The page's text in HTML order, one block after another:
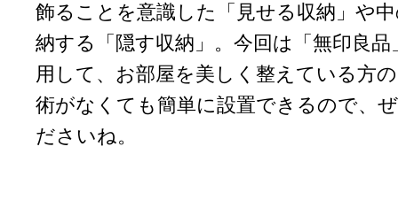
飾ることを意識した「見せる収納」や
納する「隠す収納」。今回は「無印良
用して、お部屋を美しく整えている方
術がなくても簡単に設置できるので、
ださいね。